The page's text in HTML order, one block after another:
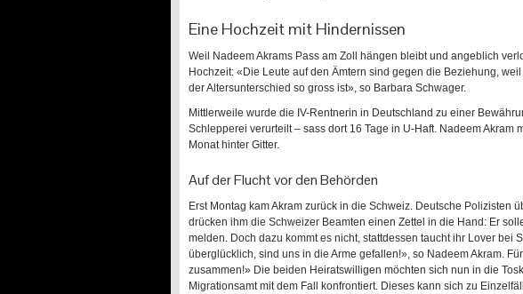
Eine Hochzeit mit Hindernissen
Weil Nadeem Akrams Pass am Zoll hängen bleibt und angeblich
Hochzeit: «Die Leute auf den Ämtern sind gegen die Beziehung,
der Altersunterschied so gross ist», so Barbara Schwager.
Mittlerweile wurde die IV-Rentnerin in Deutschland zu einer
Schlepperei verurteilt – sass dort 16 Tage in U-Haft. Nadeem Akram
Monat hinter Gitter.
Auf der Flucht vor den Behörden
Erst Montag kam Akram zurück in die Schweiz. Deutsche Polizisten
drücken ihm die Schweizer Beamten einen Zettel in die Hand: Er
melden. Doch dazu kommt es nicht, stattdessen taucht ihr Lover bei
überglücklich, sind uns in die Arme gefallen!», so Nadeem Akram.
zusammen!» Die beiden Heiratswilligen möchten sich nun in die
Migrationsamt mit dem Fall konfrontiert. Dieses kann sich zu